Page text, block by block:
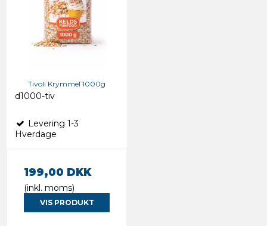
Tivoli Krymmel 1000g
d1000-tiv
Levering 1-3
Hverdage
199,00 DKK
(inkl. moms)
VIS PRODUKT